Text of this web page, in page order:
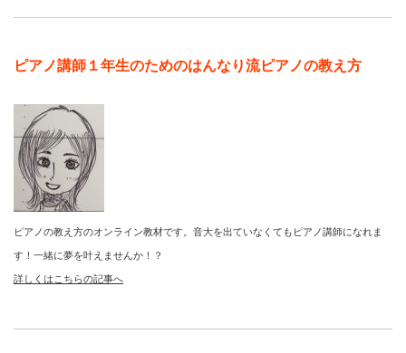
ピアノ講師１年生のためのはんなり流ピアノの教え方
ピアノの教え方のオンライン教材です。音大を出ていなくてもピアノ講師になれま
す！一緒に夢を叶えませんか！？
詳しくはこちらの記事へ